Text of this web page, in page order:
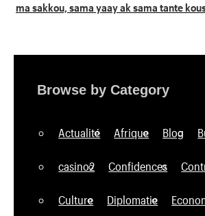
ma sakkou, sama yaay ak sama tante
Browse by Category
Actualité Afrique Blog
casino2 Confidences
Culture Diplomatie